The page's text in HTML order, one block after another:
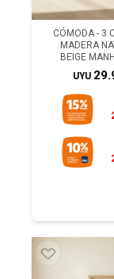
CÓMODA - 3
MADERA
BEIGE
UYU